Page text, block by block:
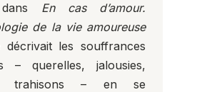
En cas d’amour.
de la vie amoureuse
décrivait les souffrances
– querelles, jalousies,
trahisons – en se